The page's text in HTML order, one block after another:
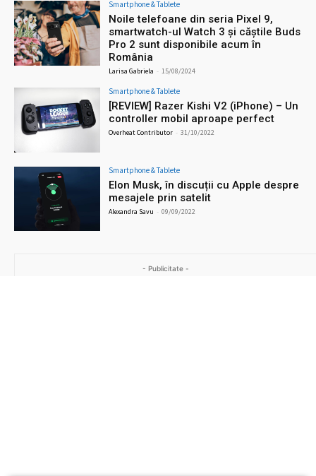
Smartphone & Tablete
Noile telefoane din seria Pixel 9,
smartwatch-ul Watch 3 și căștile Buds
Pro 2 sunt disponibile acum în
România
Larisa Gabriela - 15/08/2024
Smartphone & Tablete
[REVIEW] Razer Kishi V2 (iPhone) – Un
controller mobil aproape perfect
Overheat Contributor - 31/10/2022
Smartphone & Tablete
Elon Musk, în discuții cu Apple despre
mesajele prin satelit
Alexandra Savu - 09/09/2022
- Publicitate -